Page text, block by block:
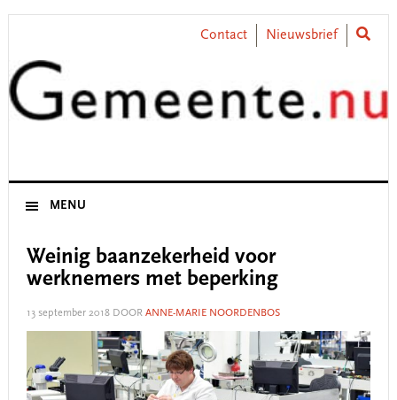
Skip
primary
navigation
Skip
content
Skip
primary
sidebar
Skip
footer
Contact Nieuwsbrief
MENU
Weinig baanzekerheid voor
werknemers met beperking
13 september 2018DOOR ANNE-MARIE NOORDENBOS